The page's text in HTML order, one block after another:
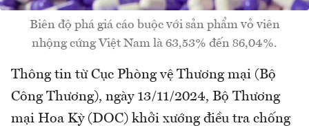
Biên độ phá giá cáo buộc với sản phẩm vỏ viên
nhộng cứng Việt Nam là 63,53% đến 86,04%.
Thông tin từ Cục Phòng vệ Thương mại (Bộ
Công Thương), ngày 13/11/2024, Bộ Thương
mại Hoa Kỳ (DOC) khởi xướng điều tra chống